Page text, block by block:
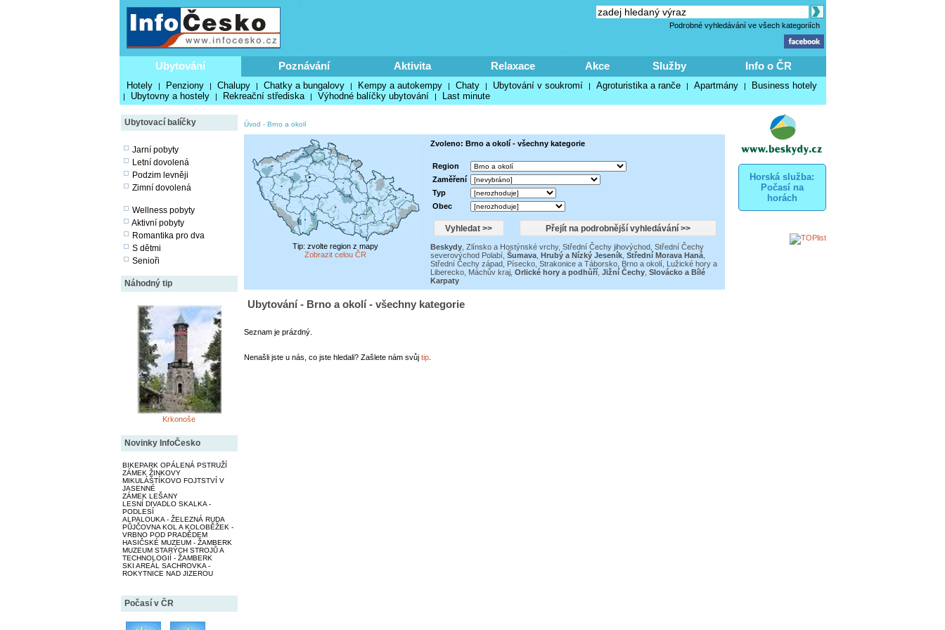
Podrobné vyhledávání ve všech kategoriích
Ubytování Poznávání Aktivita Relaxace Akce Služby Info o ČR
Hotely | Penziony | Chalupy | Chatky a bungalovy | Kempy a autokempy | Chaty | Ubytování v soukromí | Agroturistika a ranče | Apartmány | Business hotely
| Ubytovny a hostely | Rekreační střediska | Výhodné balíčky ubytování | Last minute
Ubytovací balíčky
Jarní pobyty
Letní dovolená
Podzim levněji
Zimní dovolená
Wellness pobyty
Aktivní pobyty
Romantika pro dva
S dětmi
Senioři
Náhodný tip
Krkonoše
Novinky InfoČesko
BIKEPARK OPÁLENÁ PSTRUŽÍ
ZÁMEK ŽINKOVY
MIKULÁŠTÍKOVO FOJTSTVÍ V
JASENNÉ
ZÁMEK LEŠANY
LESNÍ DIVADLO SKALKA -
PODLESÍ
ALPALOUKA - ŽELEZNÁ RUDA
PŮJČOVNA KOL A KOLOBĚŽEK -
VRBNO POD PRADĚDEM
HASIČSKÉ MUZEUM - ŽAMBERK
MUZEUM STARÝCH STROJŮ A
TECHNOLOGIÍ - ŽAMBERK
SKI AREÁL SACHROVKA -
ROKYTNICE NAD JIZEROU
Počasí v ČR
Horská služba:
Počasí na
horách
Úvod - Brno a okolí
Tip: zvolte region z mapy
Zobrazit celou ČR
Zvoleno: Brno a okolí - všechny kategorie
Region
Zaměření
Typ
Obec
Beskydy, Zlínsko a Hostýnské vrchy, Střední Čechy jihovýchod, Střední Čechy
severovýchod Polabí, Šumava, Hrubý a Nízký Jeseník, Střední Morava Haná,
Střední Čechy západ, Písecko, Strakonice a Táborsko, Brno a okolí, Lužické hory a
Liberecko, Máchův kraj, Orlické hory a podhůří, Jižní Čechy, Slovácko a Bílé
Karpaty
Ubytování - Brno a okolí - všechny kategorie
Seznam je prázdný.
Nenašli jste u nás, co jste hledali? Zašlete nám svůj tip.